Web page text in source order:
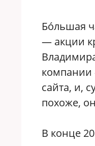
Бóльшая
— акции
компании
сайта, и,
похоже,
В конце